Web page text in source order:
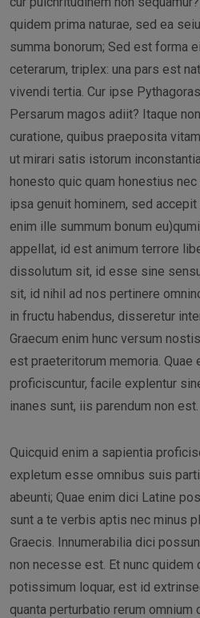
quidem prima naturae, sed ea
summa bonorum; Sed est forma
ceterarum, triplex: una pars est
vivendi tertia. Cur ipse
Persarum magos adiit? Itaque
curatione, quibus praeposita
ut mirari satis istorum
honesto quic quam honestius
ipsa genuit hominem, sed accepit
enim ille summum bonum
appellat, id est animum terrore
dissolutum sit, id esse sine
sit, id nihil ad nos pertinere
in fructu habendus, disseretur
Graecum enim hunc versum
est praeteritorum memoria. Quae
proficiscuntur, facile explentur
inanes sunt, iis parendum non est.
Quicquid enim a sapientia
expletum esse omnibus suis
abeunti; Quae enim dici Latine
sunt a te verbis aptis nec minus
Graecis. Innumerabilia dici
non necesse est. Et nunc quidem
potissimum loquar, est id
quanta perturbatio rerum omnium